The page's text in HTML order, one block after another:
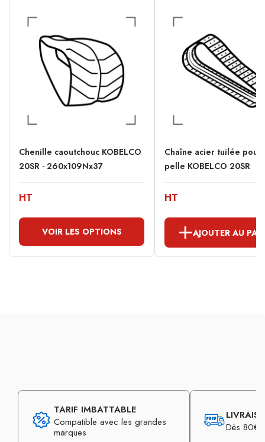
Chenille caoutchouc KOBELCO
20SR - 260x109Nx37
HT
VOIR LES OPTIONS
Chaîne acier tuilée pour
pelle KOBELCO 20SR
HT
AJOUTER AU
TARIF IMBATTABLE
Compatible avec les grandes
marques
Dès 80€